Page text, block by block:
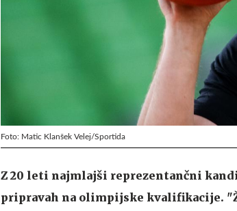
Foto: Matic Klanšek Velej/Sportida
Z 20 leti najmlajši reprezentančni
pripravah na olimpijske kvalifikacije.